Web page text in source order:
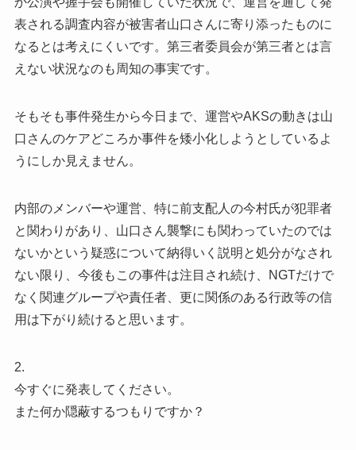
表される調査内容が被害者山口さんに寄り添ったものに
なるとは考えにくいです。第三者委員会が第三者とは言
えない状況なのも周知の事実です。
そもそも事件発生から今日まで、運営やAKSの動きは山
口さんのケアどころか事件を矮小化しようとしているよ
うにしか見えません。
内部のメンバーや運営、特に前支配人の今村氏が犯罪者
と関わりがあり、山口さん襲撃にも関わっていたのでは
ないかという疑惑について納得いく説明と処分がなされ
ない限り、今後もこの事件は注目され続け、NGTだけで
なく関連グループや責任者、更に関係のある行政等の信
用は下がり続けると思います。
2.
今すぐに発表してください。
また何か隠蔽するつもりですか？